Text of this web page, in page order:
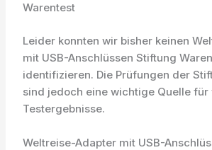
Warentest
Leider konnten wir bisher keinen
mit USB-Anschlüssen Stiftung
identifizieren. Die Prüfungen der
sind jedoch eine wichtige Quelle
Testergebnisse.
Weltreise-Adapter mit USB-